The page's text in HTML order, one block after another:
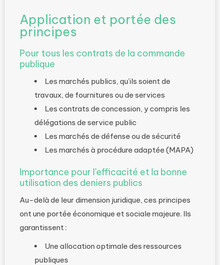
Application et portée des
principes
Pour tous les contrats de la commande
publique
Les marchés publics, qu’ils soient de
travaux, de fournitures ou de services
Les contrats de concession, y compris les
délégations de service public
Les marchés de défense ou de sécurité
Les marchés à procédure adaptée (MAPA)
Importance pour l’efficacité et la bonne
utilisation des deniers publics
Au-delà de leur dimension juridique, ces principes
ont une portée économique et sociale majeure. Ils
garantissent :
Une allocation optimale des ressources
publiques